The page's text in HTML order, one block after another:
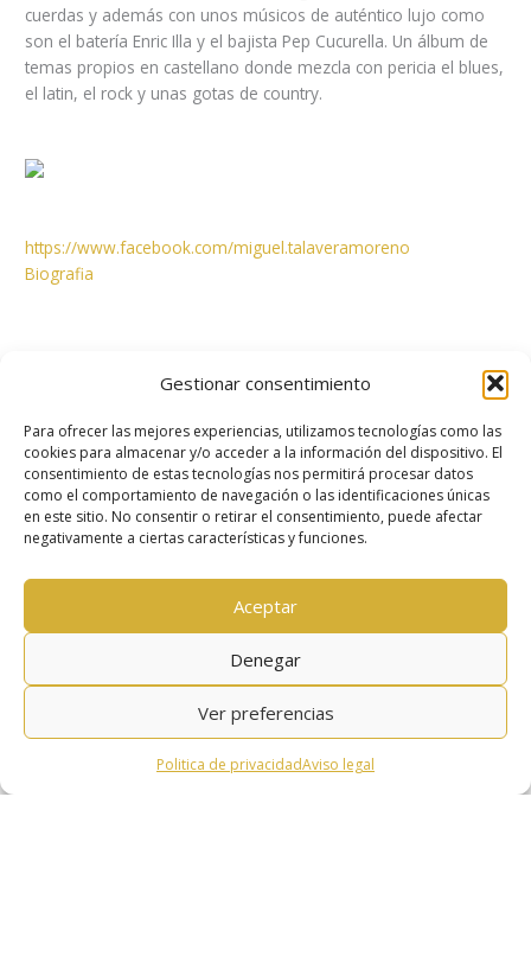
Gestionar consentimiento
Para ofrecer las mejores experiencias, utilizamos tecnologías como las
cookies para almacenar y/o acceder a la información del dispositivo. El
consentimiento de estas tecnologías nos permitirá procesar datos
como el comportamiento de navegación o las identificaciones únicas
en este sitio. No consentir o retirar el consentimiento, puede afectar
negativamente a ciertas características y funciones.
Aceptar
Denegar
Ver preferencias
Politica de privacidadAviso legal
cuerdas y además con unos músicos de auténtico lujo como
son el batería Enric Illa y el bajista Pep Cucurella. Un álbum de
temas propios en castellano donde mezcla con pericia el blues,
el latin, el rock y unas gotas de country.
https://www.facebook.com/miguel.talaveramoreno
Biografia